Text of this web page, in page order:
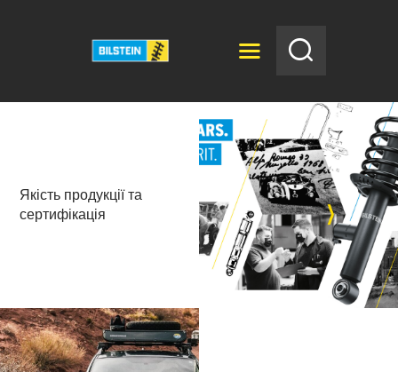
Bilstein
КАТАЛОГ
ДИСТРИБ’ЮТОРИ
Якість продукції та
сертифікація